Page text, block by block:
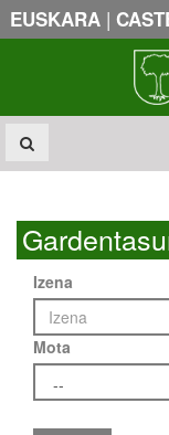
EUSKARA |
Izena
Mota